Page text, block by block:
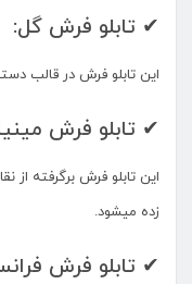
✔ تابلو فرش گل:
این تابلو فرش در قالب
✔ تابلو فرش
این تابلو فرش برگرفته از
زده میشود.
✔ تابلو فرش